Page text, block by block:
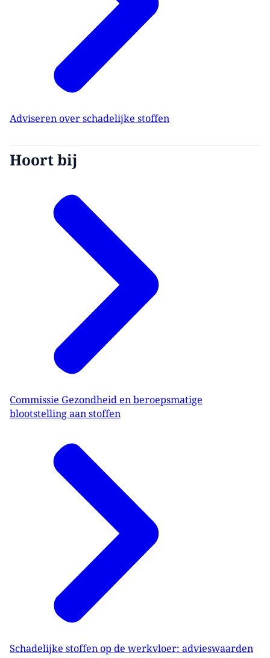
Adviseren over schadelijke stoffen
Hoort bij
Commissie Gezondheid en beroepsmatige
blootstelling aan stoffen
Schadelijke stoffen op de werkvloer: advieswaarden